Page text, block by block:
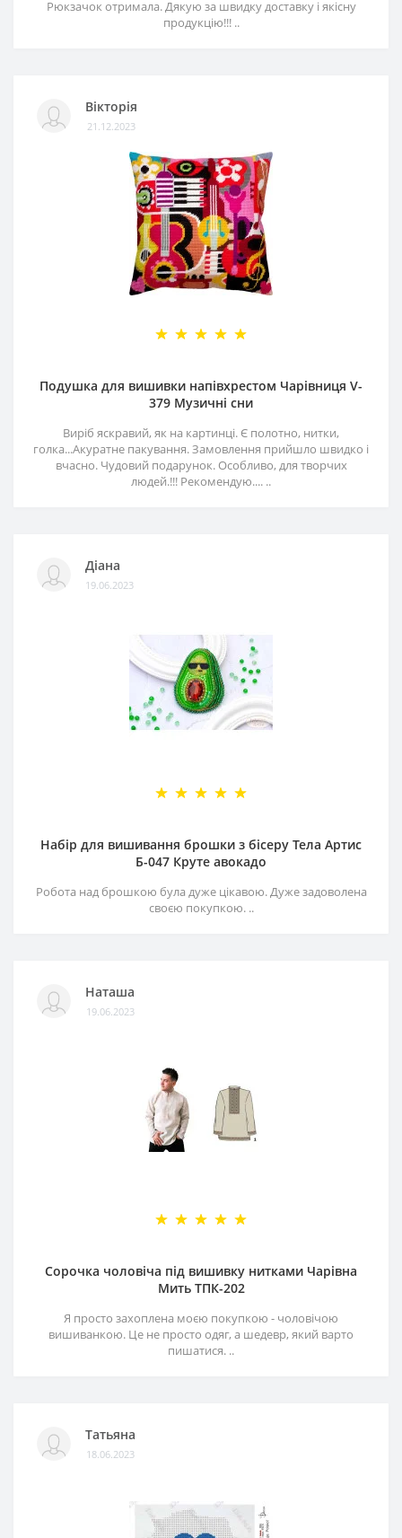
Рюкзачок отримала. Дякую за швидку доставку і якісну
продукцію!!! ..
Вікторія
21.12.2023
Подушка для вишивки напівхрестом Чарівниця V-
379 Музичні сни
Виріб яскравий, як на картинці. Є полотно, нитки,
голка...Акуратне пакування. Замовлення прийшло швидко і
вчасно. Чудовий подарунок. Особливо, для творчих
людей.!!! Рекомендую.... ..
Діана
19.06.2023
Набір для вишивання брошки з бісеру Тела Артис
Б-047 Круте авокадо
Робота над брошкою була дуже цікавою. Дуже задоволена
своєю покупкою. ..
Наташа
19.06.2023
Сорочка чоловіча під вишивку нитками Чарівна
Мить ТПК-202
Я просто захоплена моєю покупкою - чоловічою
вишиванкою. Це не просто одяг, а шедевр, який варто
пишатися. ..
Татьяна
18.06.2023